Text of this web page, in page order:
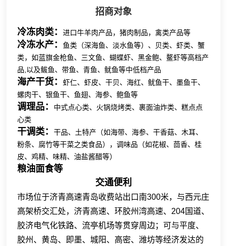
招商对象
冷冻肉类：进口牛羊肉产品，猪肉制品，禽类产品等
冷冻水产：
鱼类（深海鱼、淡水鱼等）、贝类、虾类、蟹
类，如蓝旗金枪鱼、三文鱼、蝴蝶虾、黑金鲍、鳌虾等高档产
品,以及鲅鱼、带鱼、青鱼、鱿鱼等中低档产品
海产干货：虾仁、虾皮、干贝、海红、鱿鱼干、墨鱼干、
螺肉干、银鱼干、鱼翅、海参、鲍鱼等
调理品：
中式点心类、火锅烧烤类、裹面油炸类、糕点点
心类
干调类：干品、土特产（如海带、海参、干香菇、木耳、
粉条、腐竹等干菜之类食品），调味品（如花椒、茴香、桂
皮、鸡精、味精、油盐酱醋等）
粮油面食等
交通便利
市场位于济青高速青岛收费站出口南300米，与西元庄
高架桥交汇处，济青高速、环胶州湾高速、204国道、
胶济电气化铁路、流亭机场等贯穿周边；可与平度、
胶州、黄岛、即墨、城阳、高密、潍坊等经济发达的